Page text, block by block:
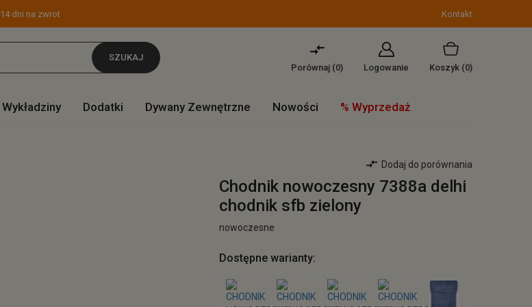
14 dni na zwrot Kontakt
SZUKAJ
Porównaj (0) Logowanie Koszyk (0)
Wykładziny Dodatki Dywany Zewnętrzne Nowości % Wyprzedaż
Dodaj do porównania
Chodnik nowoczesny 7388a delhi
chodnik sfb zielony
nowoczesne
Dostępne warianty: